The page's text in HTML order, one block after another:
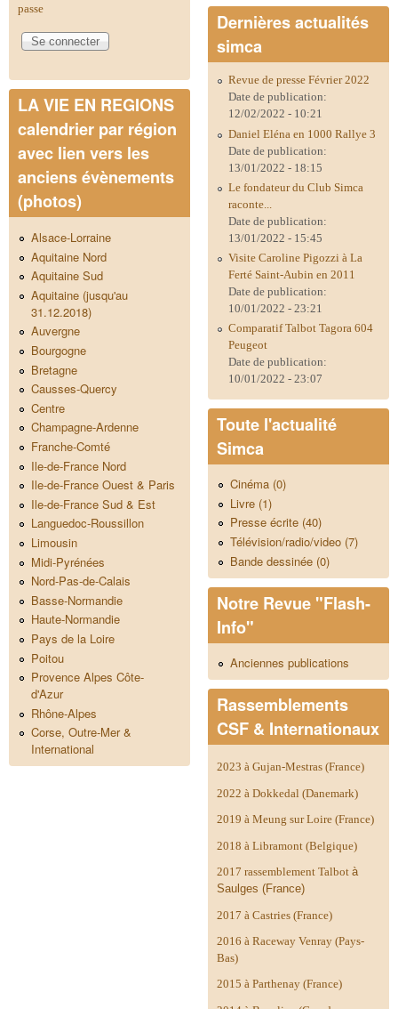
passe
LA VIE EN REGIONS
calendrier par région
avec lien vers les
anciens évènements
(photos)
Alsace-Lorraine
Aquitaine Nord
Aquitaine Sud
Aquitaine (jusqu'au
31.12.2018)
Auvergne
Bourgogne
Bretagne
Causses-Quercy
Centre
Champagne-Ardenne
Franche-Comté
Ile-de-France Nord
Ile-de-France Ouest & Paris
Ile-de-France Sud & Est
Languedoc-Roussillon
Limousin
Midi-Pyrénées
Nord-Pas-de-Calais
Basse-Normandie
Haute-Normandie
Pays de la Loire
Poitou
Provence Alpes Côte-
d'Azur
Rhône-Alpes
Corse, Outre-Mer &
International
Dernières actualités
simca
Revue de presse Février 2022
Date de publication:
12/02/2022 - 10:21
Daniel Eléna en 1000 Rallye 3
Date de publication:
13/01/2022 - 18:15
Le fondateur du Club Simca
raconte...
Date de publication:
13/01/2022 - 15:45
Visite Caroline Pigozzi à La
Ferté Saint-Aubin en 2011
Date de publication:
10/01/2022 - 23:21
Comparatif Talbot Tagora 604
Peugeot
Date de publication:
10/01/2022 - 23:07
Toute l'actualité
Simca
Cinéma (0)
Livre (1)
Presse écrite (40)
Télévision/radio/video (7)
Bande dessinée (0)
Notre Revue "Flash-
Info"
Anciennes publications
Rassemblements
CSF & Internationaux
2023 à Gujan-Mestras (France)
2022 à Dokkedal (Danemark)
2019 à Meung sur Loire (France)
2018 à Libramont (Belgique)
2017 rassemblement Talbot à
Saulges (France)
2017 à Castries (France)
2016 à Raceway Venray (Pays-
Bas)
2015 à Parthenay (France)